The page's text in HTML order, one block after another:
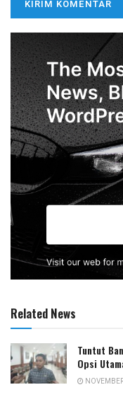
Related News
Tuntut
Opsi